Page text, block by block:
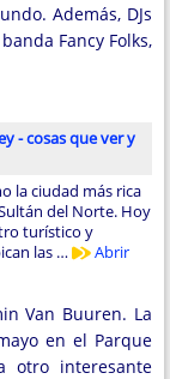
Además, DJs
Fancy Folks,
- cosas que ver y
la ciudad más rica
del Norte. Hoy
turístico y
las …
Abrir
Van Buuren. La
en el Parque
otro interesante